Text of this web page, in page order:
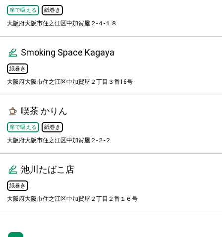
席で吸える 紙巻き
大阪府大阪市住之江区中加賀屋２-４-１８
Smoking Space Kagaya
紙巻き
大阪府大阪市住之江区中加賀屋２丁目３番16号
喫茶 かりん
席で吸える 紙巻き
大阪府大阪市住之江区中加賀屋２-２-２
池川たばこ店
紙巻き
大阪府大阪市住之江区中加賀屋２丁目２番１６号